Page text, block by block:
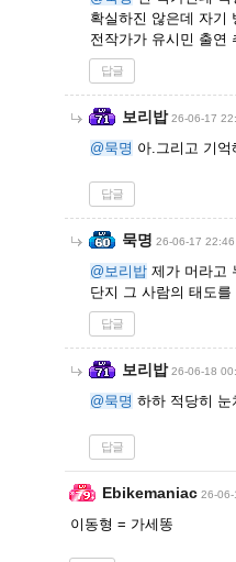
확실하진 않은데 자기
전작가가 유시민 출연
답글
보리밥 26-06-17
@묵명 아.그리고 기
답글
묵명 26-06-17 22:46
@보리밥 제가 머라고
단지 그 사람의 태도
답글
보리밥 26-06-18
@묵명 하하 적당히 눈
답글
Ebikemaniac 26-
이동형 = 가세똥